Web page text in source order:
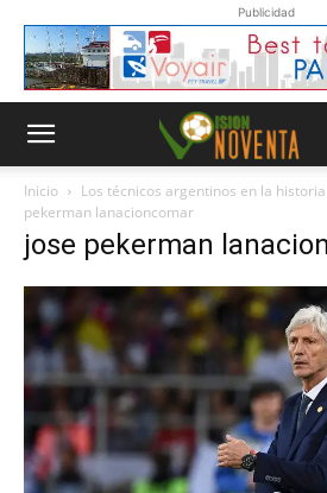
Publicidad
Inicio Los técnicos argentinos en la
pekerman lanacioncomar
jose pekerman